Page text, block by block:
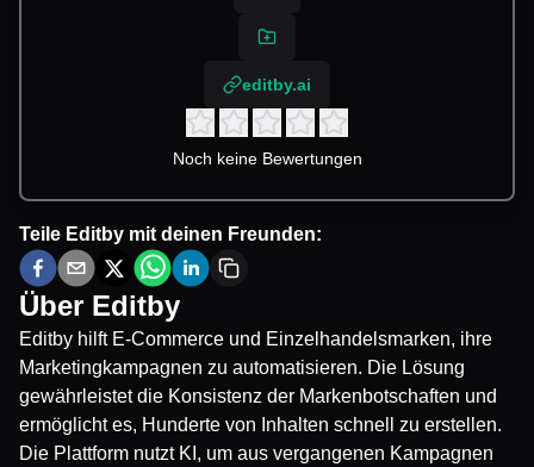
editby.ai
Noch keine Bewertungen
Teile Editby mit deinen Freunden:
Über Editby
Editby hilft E-Commerce und Einzelhandelsmarken, ihre
Marketingkampagnen zu automatisieren. Die Lösung
gewährleistet die Konsistenz der Markenbotschaften und
ermöglicht es, Hunderte von Inhalten schnell zu erstellen.
Die Plattform nutzt KI, um aus vergangenen Kampagnen